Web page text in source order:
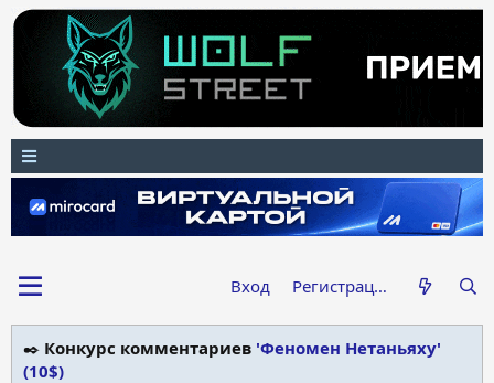
Вход Регистрация
✒️ Конкурс комментариев 'Феномен Нетаньяху'
(10$)